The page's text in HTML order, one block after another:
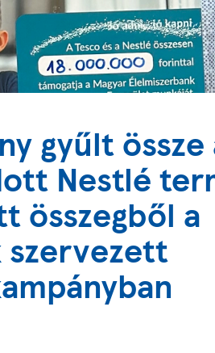
gyűlt össze
Nestlé
összegből a
szervezett